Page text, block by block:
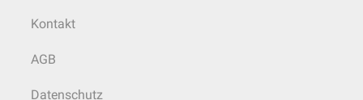
Kontakt
AGB
Datenschutz